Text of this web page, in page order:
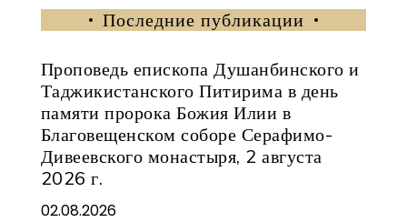
Последние публикации
Проповедь епископа Душанбинского и
Таджикистанского Питирима в день
памяти пророка Божия Илии в
Благовещенском соборе Серафимо-
Дивеевского монастыря, 2 августа
2026 г.
02.08.2026